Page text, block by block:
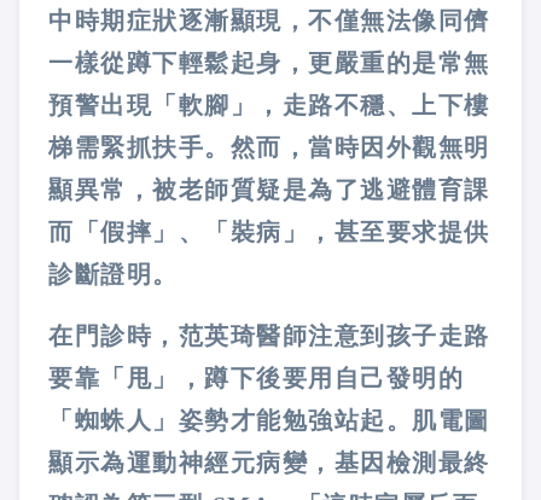
中時期症狀逐漸顯現，不僅無法像同儕
一樣從蹲下輕鬆起身，更嚴重的是常無
預警出現「軟腳」，走路不穩、上下樓
梯需緊抓扶手。然而，當時因外觀無明
顯異常，被老師質疑是為了逃避體育課
而「假摔」、「裝病」，甚至要求提供
診斷證明。
在門診時，范英琦醫師注意到孩子走路
要靠「甩」，蹲下後要用自己發明的
「蜘蛛人」姿勢才能勉強站起。肌電圖
顯示為運動神經元病變，基因檢測最終